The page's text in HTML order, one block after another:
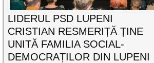
LIDERUL PSD LUPENI
CRISTIAN RESMERIȚĂ ȚINE
UNITĂ FAMILIA SOCIAL-
DEMOCRAȚILOR DIN LUPENI